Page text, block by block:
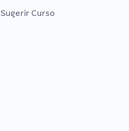
Sugerir Curso